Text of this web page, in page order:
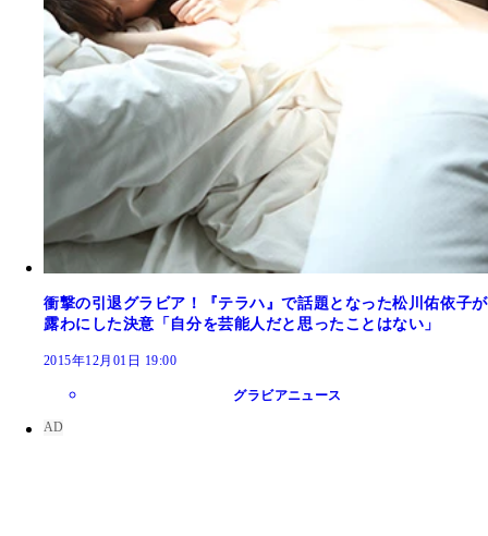
衝撃の引退グラビア！『テラハ』で話題となった松川佑依子が
露わにした決意「自分を芸能人だと思ったことはない」
2015年12月01日 19:00
グラビアニュース